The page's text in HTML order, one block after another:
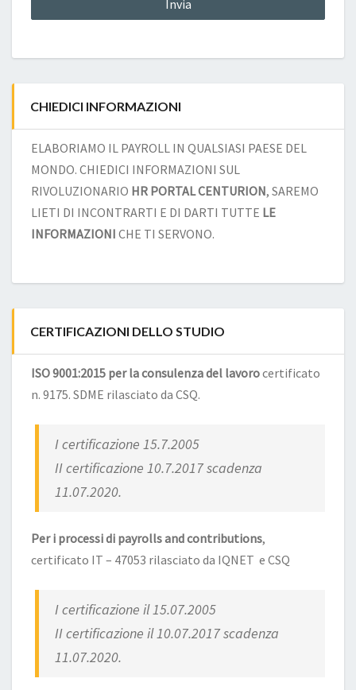
CHIEDICI INFORMAZIONI
ELABORIAMO IL PAYROLL IN QUALSIASI PAESE DEL
MONDO. CHIEDICI INFORMAZIONI SUL
RIVOLUZIONARIO HR PORTAL CENTURION, SAREMO
LIETI DI INCONTRARTI E DI DARTI TUTTE LE
INFORMAZIONI CHE TI SERVONO.
CERTIFICAZIONI DELLO STUDIO
ISO 9001:2015 per la consulenza del lavorocertificato
n. 9175. SDME rilasciato da CSQ.
I certificazione 15.7.2005
II certificazione 10.7.2017 scadenza
11.07.2020.
Per i processi di payrolls and contributions,
certificato IT – 47053 rilasciato da IQNET e CSQ
I certificazione il 15.07.2005
II certificazione il 10.07.2017 scadenza
11.07.2020.